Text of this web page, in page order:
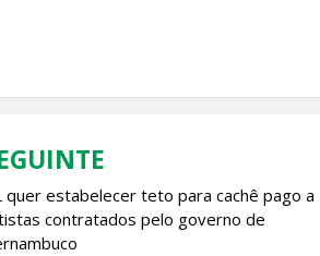
quer estabelecer teto para cachê pago a
contratados pelo governo de